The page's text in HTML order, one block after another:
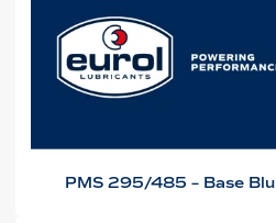
PMS 295/485 – Base Blu